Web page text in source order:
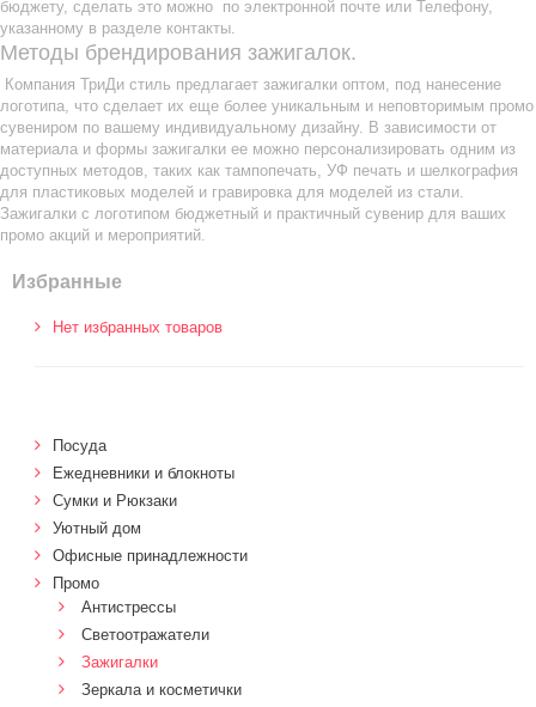
бюджету, сделать это можно по электронной почте или Телефону,
указанному в разделе контакты.
Методы брендирования зажигалок.
Компания ТриДи стиль предлагает зажигалки оптом, под нанесение
логотипа, что сделает их еще более уникальным и неповторимым промо
сувениром по вашему индивидуальному дизайну. В зависимости от
материала и формы зажигалки ее можно персонализировать одним из
доступных методов, таких как тампопечать, УФ печать и шелкография
для пластиковых моделей и гравировка для моделей из стали.
Зажигалки с логотипом бюджетный и практичный сувенир для ваших
промо акций и мероприятий.
Избранные
Нет избранных товаров
Посуда
Ежедневники и блокноты
Сумки и Рюкзаки
Уютный дом
Офисные принадлежности
Промо
Антистрессы
Светоотражатели
Зажигалки
Зеркала и косметички